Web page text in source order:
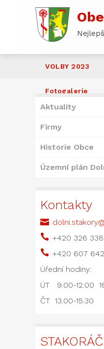
VOLBY 2023
Fotogalerie
Aktuality
Firmy
Historie Obce
Územní plán
Kontakty

 +420 326 338
 +420 607
Úřední hodiny:
ÚT 9.00-12.00
ČT 13.00-15.30